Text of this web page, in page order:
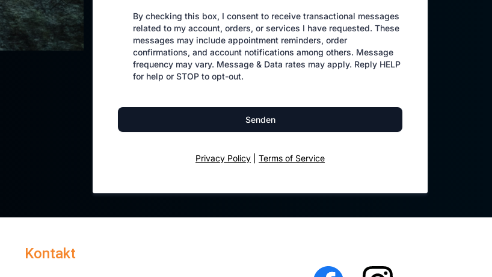
By checking this box, I consent to receive transactional messages
related to my account, orders, or services I have requested. These
messages may include appointment reminders, order
confirmations, and account notifications among others. Message
frequency may vary. Message & Data rates may apply. Reply HELP
for help or STOP to opt-out.
Senden
Privacy Policy |Terms of Service
Kontakt